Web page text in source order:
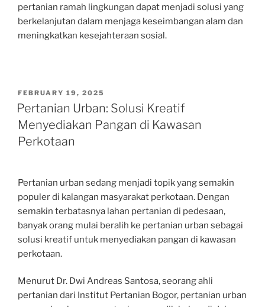
pertanian ramah lingkungan dapat menjadi solusi yang
berkelanjutan dalam menjaga keseimbangan alam dan
meningkatkan kesejahteraan sosial.
POSTED
ON
FEBRUARY 19, 2025
Pertanian Urban: Solusi Kreatif
Menyediakan Pangan di Kawasan
Perkotaan
Pertanian urban sedang menjadi topik yang semakin
populer di kalangan masyarakat perkotaan. Dengan
semakin terbatasnya lahan pertanian di pedesaan,
banyak orang mulai beralih ke pertanian urban sebagai
solusi kreatif untuk menyediakan pangan di kawasan
perkotaan.
Menurut Dr. Dwi Andreas Santosa, seorang ahli
pertanian dari Institut Pertanian Bogor, pertanian urban